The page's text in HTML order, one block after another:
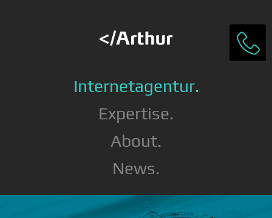
Internetagentur.
Expertise.
About.
News.